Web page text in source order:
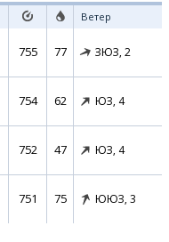
Ветер
755 77 ЗЮЗ, 2
754 62 ЮЗ, 4
752 47 ЮЗ, 4
751 75 ЮЮЗ, 3